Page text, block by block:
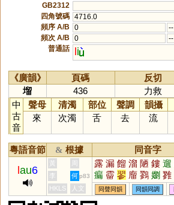
GB2312
四角號碼 4716.0
頻序 A/B
0
--
頻次 A/B
0
--
普通話
li
《廣韻》 頁碼 反切
塯
436
力救
中
古
音
聲母 清濁 部位 聲調 韻攝
來
次濁 舌 去 流
粵語音節 & 根據 同音字
au6
黃 周 露 漏 餾 溜 陋 鏤 遛
瘺 霤 翏 廇 鷚 嬼 雡
李 何 p83
HKLS 人文 同聲同韻 同韻同調